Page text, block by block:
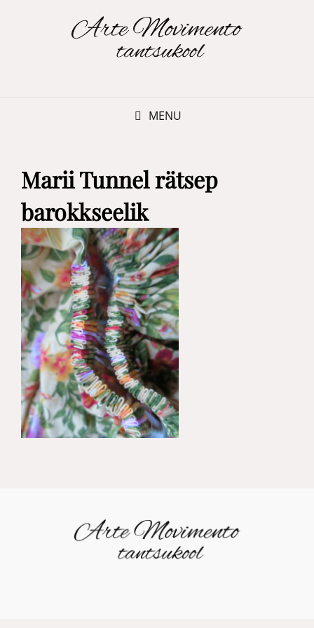
MENU
Marii Tunnel rätsep
barokkseelik